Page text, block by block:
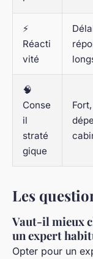
⚡
Réacti
vité
🧠
Conse
il
straté
gique
Les
Vaut-il mieux
un expert
Opter pour un